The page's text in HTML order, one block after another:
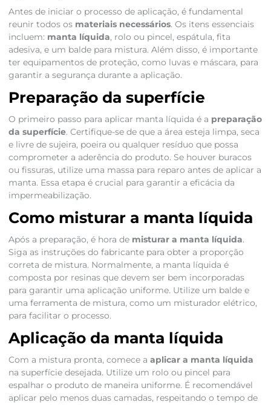
Antes de iniciar o processo de aplicação, é fundamental
reunir todos os materiais necessários. Os itens essenciais
incluem: manta líquida, rolo ou pincel, espátula, fita
adesiva, e um balde para mistura. Além disso, é importante
ter equipamentos de proteção, como luvas e máscara, para
garantir a segurança durante a aplicação.
Preparação da superfície
O primeiro passo para aplicar manta líquida é a preparação
da superfície. Certifique-se de que a área esteja limpa, seca
e livre de sujeira, poeira ou qualquer resíduo que possa
comprometer a aderência do produto. Se houver buracos
ou fissuras, utilize uma massa para reparo antes de aplicar a
manta. Essa etapa é crucial para garantir a eficácia da
impermeabilização.
Como misturar a manta líquida
Após a preparação, é hora de misturar a manta líquida.
Siga as instruções do fabricante para obter a proporção
correta de mistura. Normalmente, a manta líquida é
composta por resinas que devem ser bem incorporadas
para garantir uma aplicação uniforme. Utilize um balde e
uma ferramenta de mistura, como um misturador elétrico,
para facilitar o processo.
Aplicação da manta líquida
Com a mistura pronta, comece a aplicar a manta líquida
na superfície desejada. Utilize um rolo ou pincel para
espalhar o produto de maneira uniforme. É recomendável
aplicar pelo menos duas camadas, respeitando o tempo de